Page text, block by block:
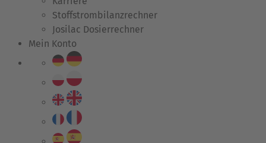
Stoffstrombilanzrechner
Josilac Dosierrechner
Mein Konto